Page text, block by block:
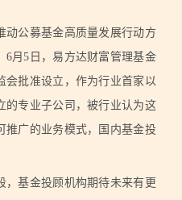
公募基金高质量发展行动方
6月5日，易方达财富管理基金
会批准设立，作为行业首家以
的专业子公司，被行业认为这
推广的业务模式，国内基金投
基金投顾机构期待未来有更